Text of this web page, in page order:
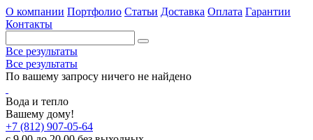
О компании Портфолио Статьи Доставка Оплата Гарантии
Контакты
Все результаты
Все результаты
По вашему запросу ничего не найдено
Вода и тепло
Вашему дому!
+7 (812) 907-05-64